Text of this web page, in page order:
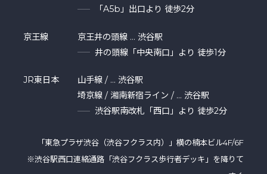
「A5b」出口より 徒歩2分
京王線
京王井の頭線 … 渋谷駅
井の頭線「中央南口」より 徒歩1分
JR東日本
山手線 / … 渋谷駅
埼京線 / 湘南新宿ライン / … 渋谷駅
渋谷駅南改札「西口」より 徒歩2分
「東急プラザ渋⾕（渋谷フクラス内）」横の楠本ビル4F/6F
※渋谷駅西口連絡通路「渋谷フクラス歩行者デッキ」を降りて